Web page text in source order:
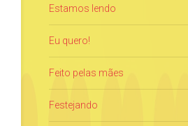
Estamos lendo
Eu quero!
Feito pelas mães
Festejando